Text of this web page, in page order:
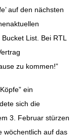
auf den nächsten
List. Bei RTL
zu kommen!”
ein
sich die
3. Februar stürzen
wöchentlich auf das